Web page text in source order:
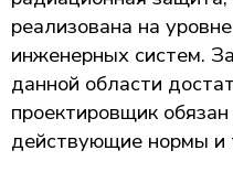
реализована на
инженерных систем.
данной области
проектировщик
действующие нормы и